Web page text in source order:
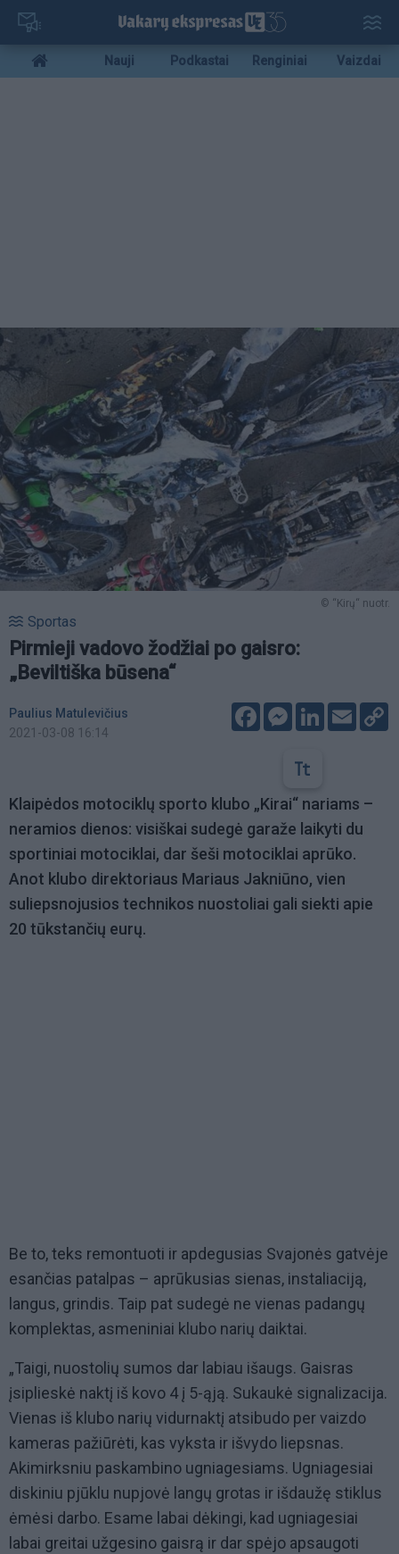
Pereiti
pagrindinį
turinį
Mobile
menu
Nauji Podkastai Renginiai Vaizdai
© “Kirų“ nuotr.
Sportas
Pirmieji vadovo žodžiai po gaisro:
„Beviltiška būsena“
Paulius Matulevičius
2021-03-08 16:14
FacebookMessenger
LinkedIn
Email
Klaipėdos motociklų sporto klubo „Kirai“ nariams –
neramios dienos: visiškai sudegė garaže laikyti du
sportiniai motociklai, dar šeši motociklai aprūko.
Anot klubo direktoriaus Mariaus Jakniūno, vien
suliepsnojusios technikos nuostoliai gali siekti apie
20 tūkstančių eurų.
Be to, teks remontuoti ir apdegusias Svajonės gatvėje
esančias patalpas – aprūkusias sienas, instaliaciją,
langus, grindis. Taip pat sudegė ne vienas padangų
komplektas, asmeniniai klubo narių daiktai.
„Taigi, nuostolių sumos dar labiau išaugs. Gaisras
įsiplieskė naktį iš kovo 4 į 5-ąją. Sukaukė signalizacija.
Vienas iš klubo narių vidurnaktį atsibudo per vaizdo
kameras pažiūrėti, kas vyksta ir išvydo liepsnas.
Akimirksniu paskambino ugniagesiams. Ugniagesiai
diskiniu pjūklu nupjovė langų grotas ir išdaužę stiklus
ėmėsi darbo. Esame labai dėkingi, kad ugniagesiai
labai greitai užgesino gaisrą ir dar spėjo apsaugoti